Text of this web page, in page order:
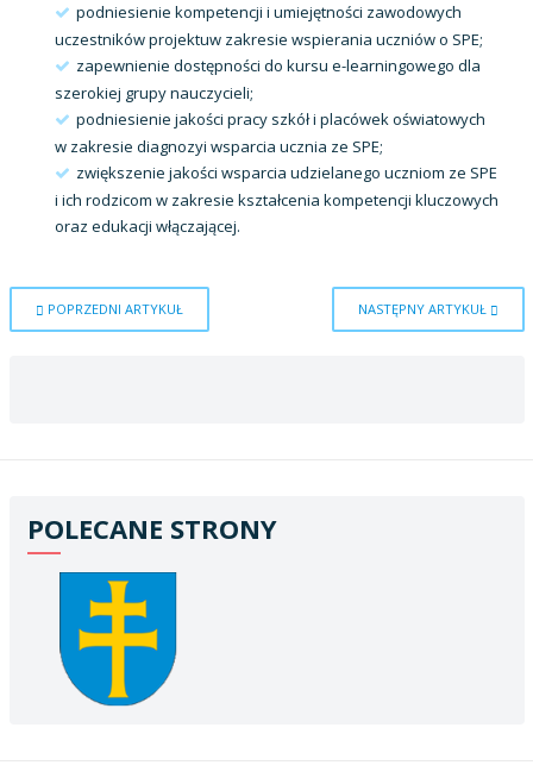
podniesienie kompetencji i umiejętności zawodowych
uczestników projektuw zakresie wspierania uczniów o SPE;
zapewnienie dostępności do kursu e-learningowego dla
szerokiej grupy nauczycieli;
podniesienie jakości pracy szkół i placówek oświatowych
w zakresie diagnozyi wsparcia ucznia ze SPE;
zwiększenie jakości wsparcia udzielanego uczniom ze SPE
i ich rodzicom w zakresie kształcenia kompetencji kluczowych
oraz edukacji włączającej.
POPRZEDNI ARTYKUŁ NASTĘPNY ARTYKUŁ
POLECANE STRONY